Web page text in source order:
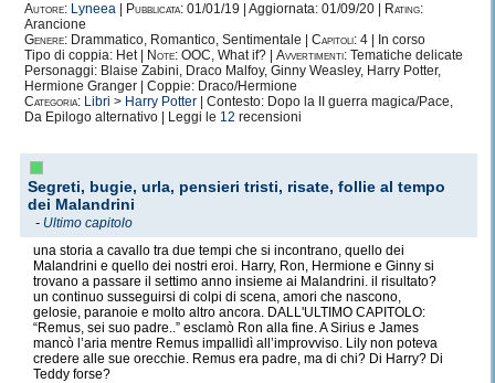
Autore: Lyneea Pubblicata: 01/01/19 | Aggiornata: 01/09/20 |
Rating:
Arancione
Genere: Drammatico, Romantico, Sentimentale | Capitoli: 4 | In corso
Tipo di coppia: Het |
Note: OOC, What if? | Avvertimenti: Tematiche delicate
Personaggi: Blaise Zabini, Draco Malfoy, Ginny Weasley, Harry Potter,
Hermione Granger | Coppie: Draco/Hermione
Categoria: Libri > Harry Potter | Contesto: Dopo la II guerra magica/Pace,
Da Epilogo alternativo | Leggi le 12 recensioni
Segreti, bugie, urla, pensieri tristi, risate, follie al tempo
dei Malandrini
- Ultimo capitolo
una storia a cavallo tra due tempi che si incontrano, quello dei
Malandrini e quello dei nostri eroi. Harry, Ron, Hermione e Ginny si
trovano a passare il settimo anno insieme ai Malandrini. il risultato?
un continuo susseguirsi di colpi di scena, amori che nascono,
gelosie, paranoie e molto altro ancora. DALL'ULTIMO CAPITOLO:
“Remus, sei suo padre..” esclamò Ron alla fine. A Sirius e James
mancò l’aria mentre Remus impallidì all’improvviso. Lily non poteva
credere alle sue orecchie. Remus era padre, ma di chi? Di Harry? Di
Teddy forse?